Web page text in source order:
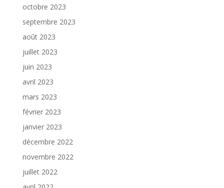
octobre 2023
septembre 2023
août 2023
juillet 2023
juin 2023
avril 2023
mars 2023
février 2023
janvier 2023
décembre 2022
novembre 2022
juillet 2022